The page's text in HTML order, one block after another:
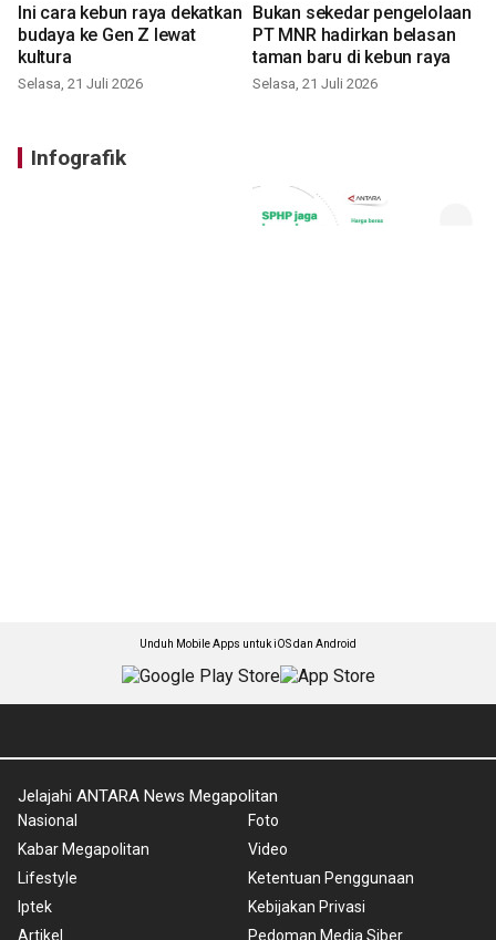
Ini cara kebun raya dekatkan
budaya ke Gen Z lewat
kultura
Selasa, 21 Juli 2026
Bukan sekedar pengelolaan
PT MNR hadirkan belasan
taman baru di kebun raya
Selasa, 21 Juli 2026
Infografik
Unduh Mobile Apps untuk iOS dan Android
Jelajahi ANTARA News Megapolitan
Nasional
Kabar Megapolitan
Lifestyle
Iptek
Artikel
Foto
Video
Ketentuan Penggunaan
Kebijakan Privasi
Pedoman Media Siber